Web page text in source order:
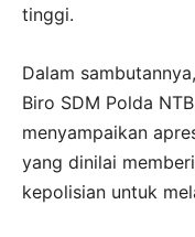
tinggi.
Dalam
Biro SDM Polda
menyampaikan
yang dinilai
kepolisian untuk